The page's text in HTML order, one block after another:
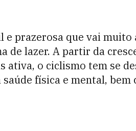
e prazerosa que vai muito
de lazer. A partir da
ativa, o ciclismo tem se
física e mental, bem